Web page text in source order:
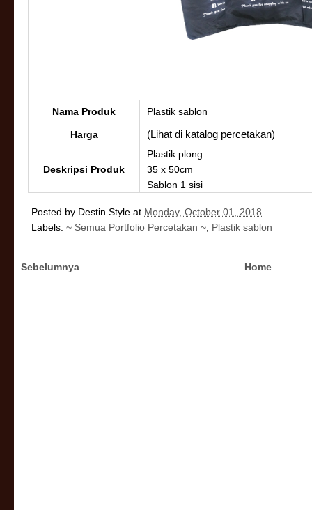
Nama Produk Plastik sablon
Harga (Lihat di katalog percetakan)
Deskripsi Produk
Plastik plong
35 x 50cm
Sablon 1 sisi
Posted by Destin Style at Monday, October 01, 2018
Labels: ~ Semua Portfolio Percetakan ~ Plastik sablon
Sebelumnya Home